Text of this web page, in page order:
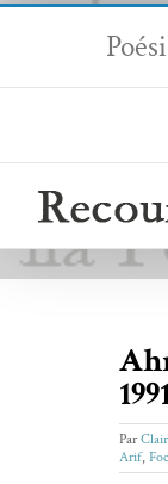
Passer
contenu
Par
Arif,